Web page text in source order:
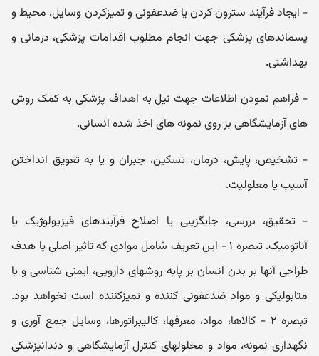
- ایجاد فرآیند سترون کردن یا ضدعفونی و تمیزکردن وسایل، محیط و
پسماندھای پزشکی جھت انجام مطلوب اقدامات پزشکی، درمانی و
بھداشتی.
- فراھم نمودن اطلاعات جھت نیل به اھداف پزشکی به کمک روش
ھای آزمایشگاھی بر روی نمونه ھای اخذ شده انسانی.
- تشخیص، پایش، درمان، تسکین، جبران و یا به تعویق انداختن
آسیب یا معلولیت.
- تحقیق، بررسی، جایگزینی یا اصلاح فرآیندھای فیزیولوژیک یا
آناتومیک. تبصره ۱ - این تعریف شامل موادی که تاثیر اصلی یا ھدف
طراحی آنھا بر بدن انسان بر پایه روشھای دارویی، ایمنی شناسی و یا
متابولیکی و مواد ضدعفونی کننده و تمیزکننده است نخواھد بود.
تبصره ۲ - کالاھا، مواد، معرفھا، کالیبراتورھا، وسایل جمع آوری و
نگھداری نمونه، مواد و محلولھای کنترل آزمایشگاھی و دندانپزشکی